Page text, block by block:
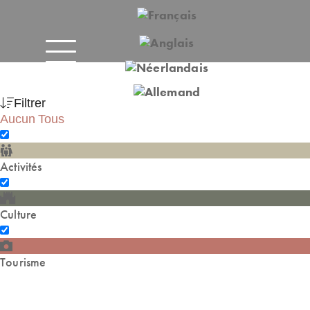
Filtrer
Aucun Tous
Activités
Culture
Tourisme